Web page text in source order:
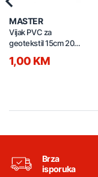
MASTER
Vijak PVC za
geotekstil 15cm 20/1
1,00 KM
Brza
isporuka